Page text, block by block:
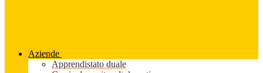
Aziende
Apprendistato duale